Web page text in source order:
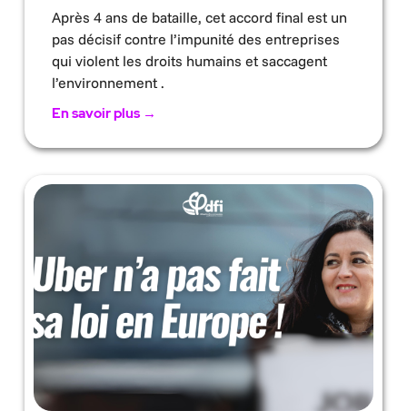
Après 4 ans de bataille, cet accord final est un
pas décisif contre l’impunité des entreprises
qui violent les droits humains et saccagent
l’environnement .
En savoir plus →